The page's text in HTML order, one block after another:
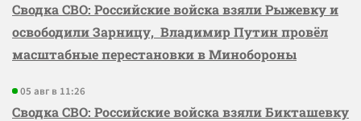
Сводка СВО: Российские войска взяли Рыжевку и
освободили Зарницу, Владимир Путин провёл
масштабные перестановки в Минобороны
05 авг в 11:26
Сводка СВО: Российские войска взяли Бикташевку